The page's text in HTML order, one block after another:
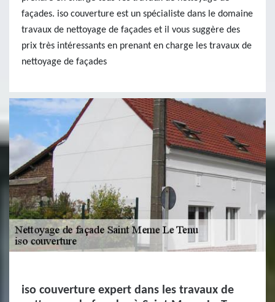
façades. iso couverture est un spécialiste dans le domaine
travaux de nettoyage de façades et il vous suggère des
prix très intéressants en prenant en charge les travaux de
nettoyage de façades
iso couverture expert dans les travaux de